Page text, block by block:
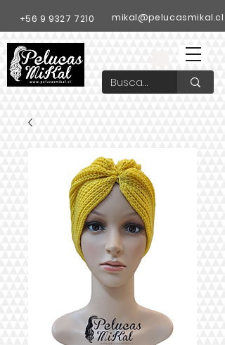
+56 9 9327 7210 mikal@pelucasmikal.cl